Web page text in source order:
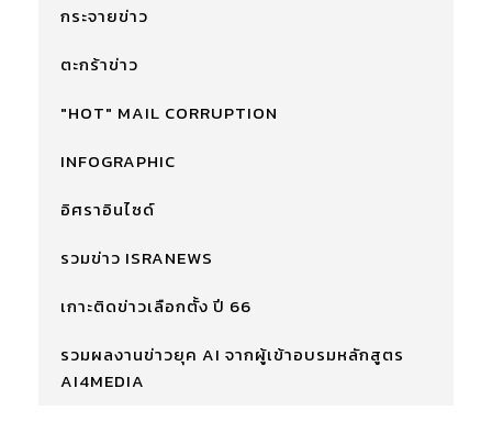
กระจายข่าว
ตะกร้าข่าว
"HOT" MAIL CORRUPTION
INFOGRAPHIC
อิศราอินไซด์
รวมข่าว ISRANEWS
เกาะติดข่าวเลือกตั้ง ปี 66
รวมผลงานข่าวยุค AI จากผู้เข้าอบรมหลักสูตร
AI4MEDIA